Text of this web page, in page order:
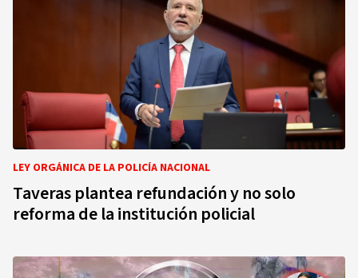
LEY ORGÁNICA DE LA POLICÍA NACIONAL
Taveras plantea refundación y no solo
reforma de la institución policial